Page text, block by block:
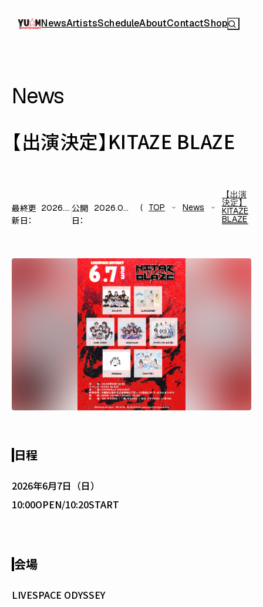
NewsArtistsScheduleAboutContactShop
News
【出演決定】KITAZE BLAZE
最終更
新日：
2026.05.26 公開
日：
2026.05.26 TOP News
【出演
決定】
KITAZE
BLAZE
日程
2026年6月7日（日）
10:00OPEN/10:20START
会場
LIVESPACE ODYSSEY